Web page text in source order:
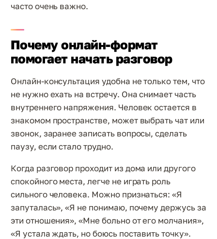
часто очень важно.
Почему онлайн-формат
помогает начать разговор
Онлайн-консультация удобна не только тем, что
не нужно ехать на встречу. Она снимает часть
внутреннего напряжения. Человек остается в
знакомом пространстве, может выбрать чат или
звонок, заранее записать вопросы, сделать
паузу, если стало трудно.
Когда разговор проходит из дома или другого
спокойного места, легче не играть роль
сильного человека. Можно признаться: «Я
запуталась», «Я не понимаю, почему держусь за
эти отношения», «Мне больно от его молчания»,
«Я устала ждать, но боюсь поставить точку».